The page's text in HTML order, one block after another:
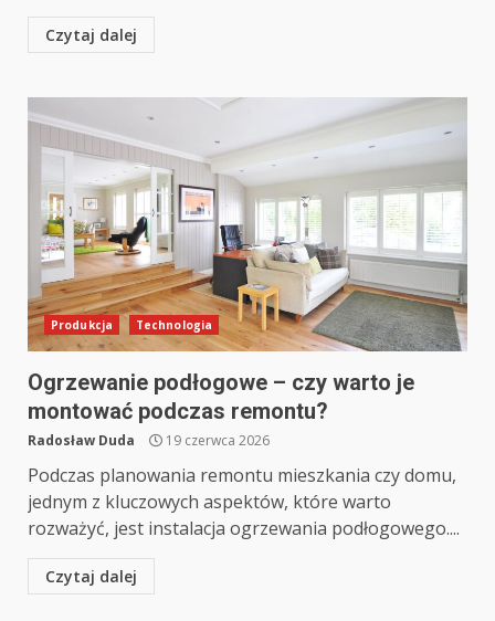
Czytaj dalej
Produkcja Technologia
Ogrzewanie podłogowe – czy warto je
montować podczas remontu?
Radosław Duda 19 czerwca 2026
Podczas planowania remontu mieszkania czy domu,
jednym z kluczowych aspektów, które warto
rozważyć, jest instalacja ogrzewania podłogowego....
Czytaj dalej